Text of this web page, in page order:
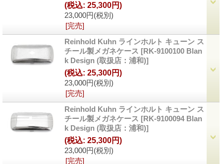
23,000円(税別)
(税込: 25,300円)
[完売]
Reinhold Kuhn ラインホルト キューン ス
チール製メガネケース [RK-9100100 Blan
k Design (取扱店：浦和)]
23,000円(税別)
(税込: 25,300円)
[完売]
Reinhold Kuhn ラインホルト キューン ス
チール製メガネケース [RK-9100094 Blan
k Design (取扱店：浦和)]
23,000円(税別)
(税込: 25,300円)
[完売]